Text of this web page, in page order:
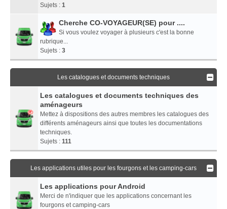
Sujets : 1
Cherche CO-VOYAGEUR(SE) pour ....
Si vous voulez voyager à plusieurs c'est la bonne
rubrique...
Sujets : 3
Les catalogues et documents techniques
Les catalogues et documents techniques des
aménageurs
Mettez à dispositions des autres membres les catalogues des
différents aménageurs ainsi que toutes les documentations
techniques.
Sujets : 111
Les applications utiles pour les fourgons et les camping-cars
Les applications pour Android
Merci de n'indiquer que les applications concernant les
fourgons et camping-cars